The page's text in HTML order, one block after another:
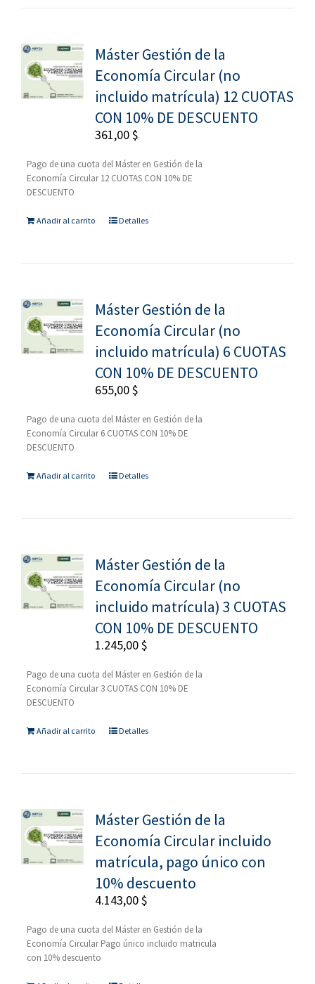
Máster Gestión de la
Economía Circular (no
incluido matrícula) 12 CUOTAS
CON 10% DE DESCUENTO
361,00$
Pago de una cuota del Máster en Gestión de la
Economía Circular 12 CUOTAS CON 10% DE
DESCUENTO
Añadir al carrito Detalles
Máster Gestión de la
Economía Circular (no
incluido matrícula) 6 CUOTAS
CON 10% DE DESCUENTO
655,00$
Pago de una cuota del Máster en Gestión de la
Economía Circular 6 CUOTAS CON 10% DE
DESCUENTO
Añadir al carrito Detalles
Máster Gestión de la
Economía Circular (no
incluido matrícula) 3 CUOTAS
CON 10% DE DESCUENTO
1.245,00$
Pago de una cuota del Máster en Gestión de la
Economía Circular 3 CUOTAS CON 10% DE
DESCUENTO
Añadir al carrito Detalles
Máster Gestión de la
Economía Circular incluido
matrícula, pago único con
10% descuento
4.143,00$
Pago de una cuota del Máster en Gestión de la
Economía Circular Pago único incluido matricula
con 10% descuento